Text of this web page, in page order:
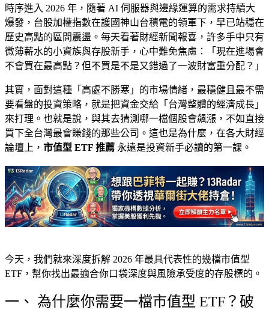
時序進入 2026 年，隨著 AI 伺服器與邊緣運算的需求持續大
爆發，台股加權指數在護國神山台積電的領軍下，早已站穩在
歷史高點的區間震盪。每天看著財經新聞報喜，許多手中只有
微薄薪水的小資族與存股新手，心中難免焦慮：「現在進場會
不會買在最高點？但不買是不是又錯過了一波財富重分配？」
其實，面對這種「高處不勝寒」的市場情緒，最穩健且最不需
要看盤的投資策略，就是把資金交給「台灣整體的經濟成長」
來打理。也就是說，與其去猜測哪一檔個股會飆漲，不如直接
買下全台灣最會賺錢的那些公司。這也是為什麼，在各大財經
論壇上， 市值型 ETF 推薦 永遠是投資新手必讀的第一課。
今天，我們就來深度拆解 2026 年最具代表性的幾檔市值型
ETF，幫你找出最適合你口袋深度與風險承受度的存股標的。
一、 為什麼你需要一檔市值型 ETF？破